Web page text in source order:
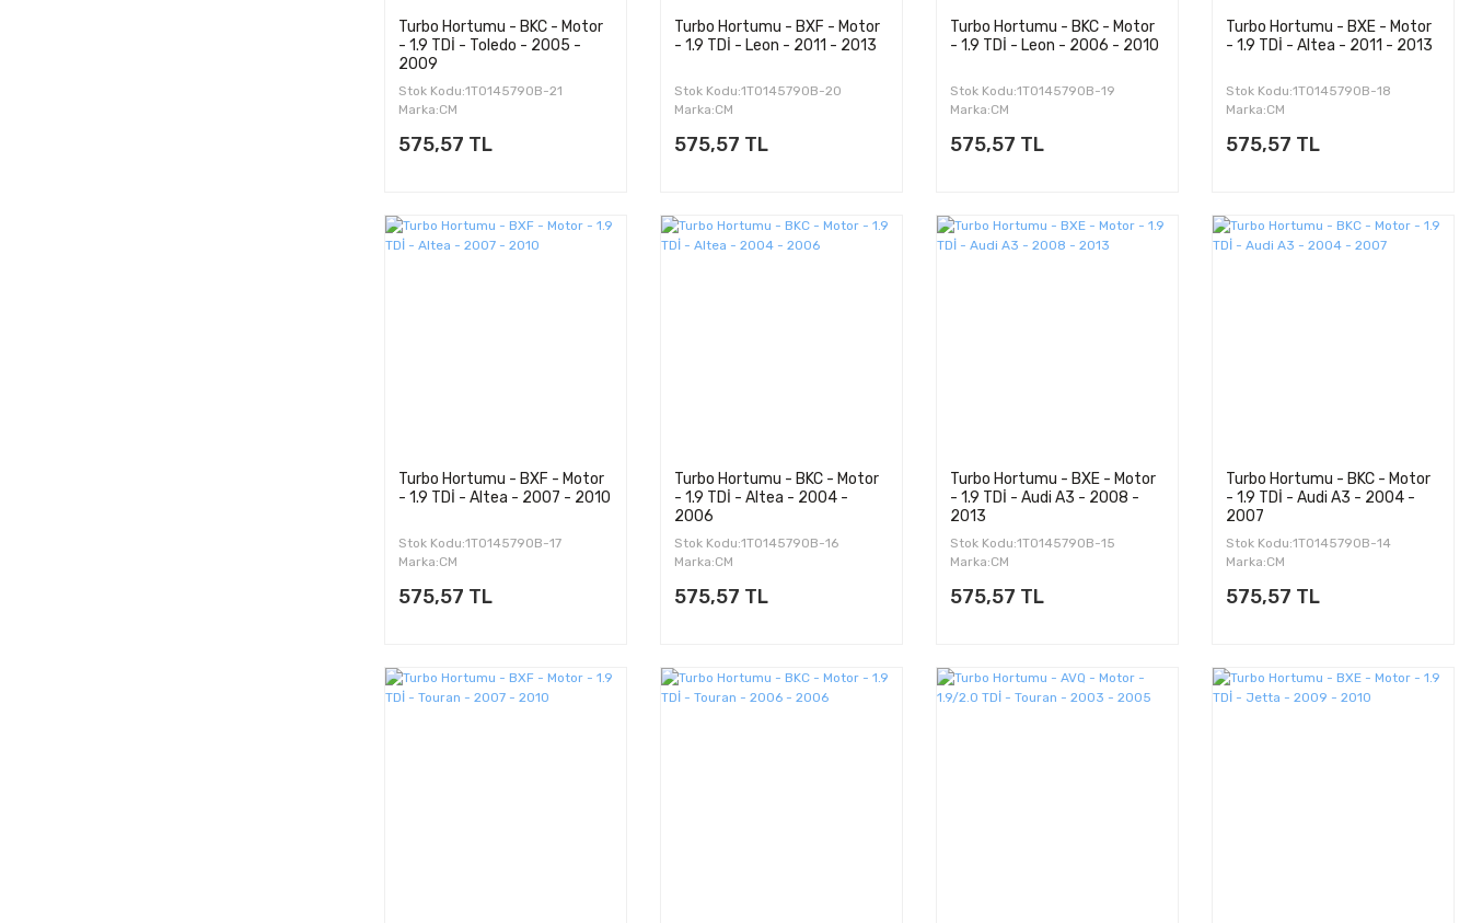
Turbo Hortumu - BKC - Motor
- 1.9 TDİ - Toledo - 2005 -
2009
Stok Kodu:1T0145790B-21
Marka:CM
575,57 TL
Turbo Hortumu - BXF - Motor
- 1.9 TDİ - Leon - 2011 - 2013
Stok Kodu:1T0145790B-20
Marka:CM
575,57 TL
Turbo Hortumu - BKC - Motor
- 1.9 TDİ - Leon - 2006 - 2010
Stok Kodu:1T0145790B-19
Marka:CM
575,57 TL
Turbo Hortumu - BXE - Motor
- 1.9 TDİ - Altea - 2011 - 2013
Stok Kodu:1T0145790B-18
Marka:CM
575,57 TL
Turbo Hortumu - BXF - Motor
- 1.9 TDİ - Altea - 2007 - 2010
Stok Kodu:1T0145790B-17
Marka:CM
575,57 TL
Turbo Hortumu - BKC - Motor
- 1.9 TDİ - Altea - 2004 -
2006
Stok Kodu:1T0145790B-16
Marka:CM
575,57 TL
Turbo Hortumu - BXE - Motor
- 1.9 TDİ - Audi A3 - 2008 -
2013
Stok Kodu:1T0145790B-15
Marka:CM
575,57 TL
Turbo Hortumu - BKC - Motor
- 1.9 TDİ - Audi A3 - 2004 -
2007
Stok Kodu:1T0145790B-14
Marka:CM
575,57 TL